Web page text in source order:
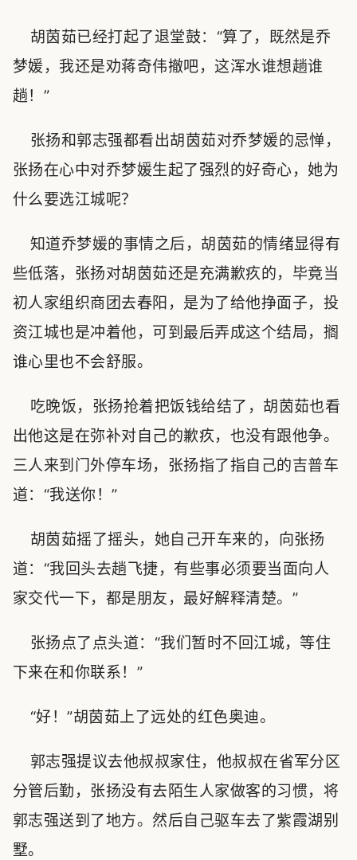
胡茵茹已经打起了退堂鼓：“算了，既然是乔
梦媛，我还是劝蒋奇伟撤吧，这浑水谁想趟谁
趟！”
张扬和郭志强都看出胡茵茹对乔梦媛的忌惮，
张扬在心中对乔梦媛生起了强烈的好奇心，她为
什么要选江城呢？
知道乔梦媛的事情之后，胡茵茹的情绪显得有
些低落，张扬对胡茵茹还是充满歉疚的，毕竟当
初人家组织商团去春阳，是为了给他挣面子，投
资江城也是冲着他，可到最后弄成这个结局，搁
谁心里也不会舒服。
吃晚饭，张扬抢着把饭钱给结了，胡茵茹也看
出他这是在弥补对自己的歉疚，也没有跟他争。
三人来到门外停车场，张扬指了指自己的吉普车
道：“我送你！”
胡茵茹摇了摇头，她自己开车来的，向张扬
道：“我回头去趟飞捷，有些事必须要当面向人
家交代一下，都是朋友，最好解释清楚。”
张扬点了点头道：“我们暂时不回江城，等住
下来在和你联系！”
“好！”胡茵茹上了远处的红色奥迪。
郭志强提议去他叔叔家住，他叔叔在省军分区
分管后勤，张扬没有去陌生人家做客的习惯，将
郭志强送到了地方。然后自己驱车去了紫霞湖别
墅。